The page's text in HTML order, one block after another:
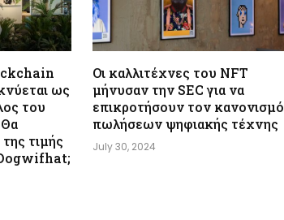
ως
του
τιμής
Οι καλλιτέχνες του NFT
μήνυσαν την SEC για να
επικροτήσουν τον κανονισμό
πωλήσεων ψηφιακής τέχνης
July 30, 2024